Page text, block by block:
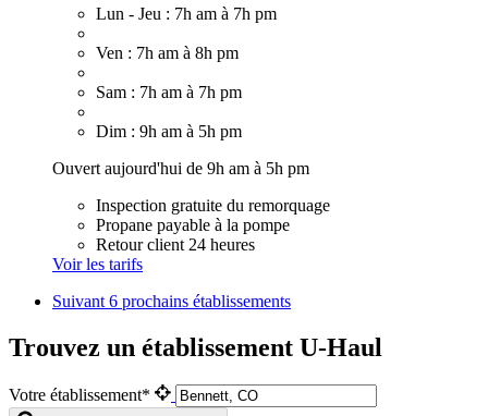
Lun - Jeu : 7h am à 7h pm
Ven : 7h am à 8h pm
Sam : 7h am à 7h pm
Dim : 9h am à 5h pm
Ouvert aujourd'hui de 9h am à 5h pm
Inspection gratuite du remorquage
Propane payable à la pompe
Retour client 24 heures
Voir les tarifs
Suivant6 prochains établissements
Trouvez un établissement U-Haul
Votre établissement*